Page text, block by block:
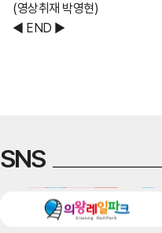
(영상취재 박영현)
◀ END ▶
SNS